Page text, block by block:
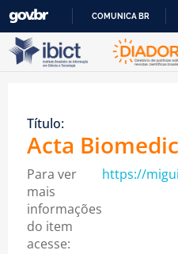
COMUNICA BR
Pular para o conteúdo
Título:
Acta
Para ver
mais
informações
do item
acesse:
https://